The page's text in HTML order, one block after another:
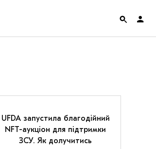
UFDA запустила благодійний
NFT-аукціон для підтримки
ЗСУ. Як долучитись